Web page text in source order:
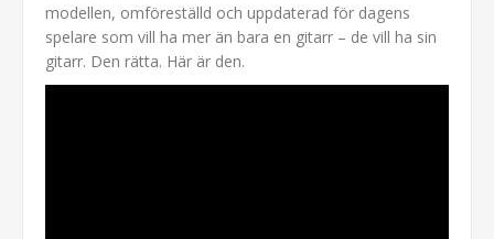
modellen, omföreställd och uppdaterad för dagens
spelare som vill ha mer än bara en gitarr – de vill ha sin
gitarr. Den rätta. Här är den.